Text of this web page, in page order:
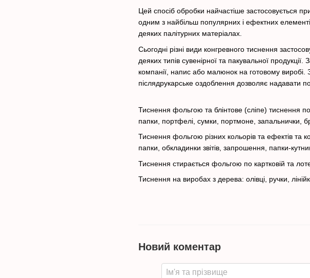
Цей спосіб обробки найчастіше застосовується
одним з найбільш популярних і ефектних
деяких палітурних матеріалах.
Сьогодні різні види конгревного тиснення
деяких типів сувенірної та пакувальної
компанії, напис або малюнок на готовому виробі.
післядрукарське оздоблення дозволяє надавати
Тиснення фольгою та блінтове (сліпе) тиснення по
папки, портфелі, сумки, портмоне, запальнички,
Тиснення фольгою різних кольорів та ефектів та
папки, обкладинки звітів, запрошення, папки-
Тиснення стирається фольгою по картковій та
Тиснення на виробах з дерева: олівці, ручки,
Новий коментар